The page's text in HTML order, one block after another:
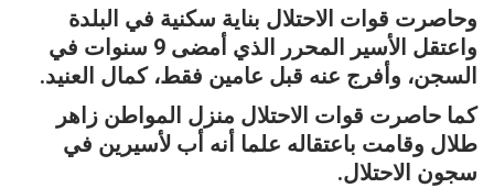
وحاصرت قوات الاحتلال بناية سكنية في البلدة
واعتقل الأسير المحرر الذي أمضى 9 سنوات في
السجن، وأفرج عنه قبل عامين فقط، كمال العنيد.
كما حاصرت قوات الاحتلال منزل المواطن زاهر
طلال وقامت باعتقاله علما أنه أب لأسيرين في
سجون الاحتلال.